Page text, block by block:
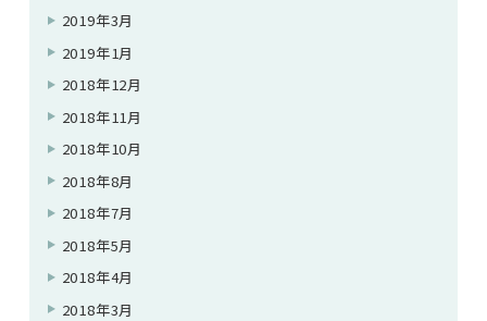
2019年3月
2019年1月
2018年12月
2018年11月
2018年10月
2018年8月
2018年7月
2018年5月
2018年4月
2018年3月